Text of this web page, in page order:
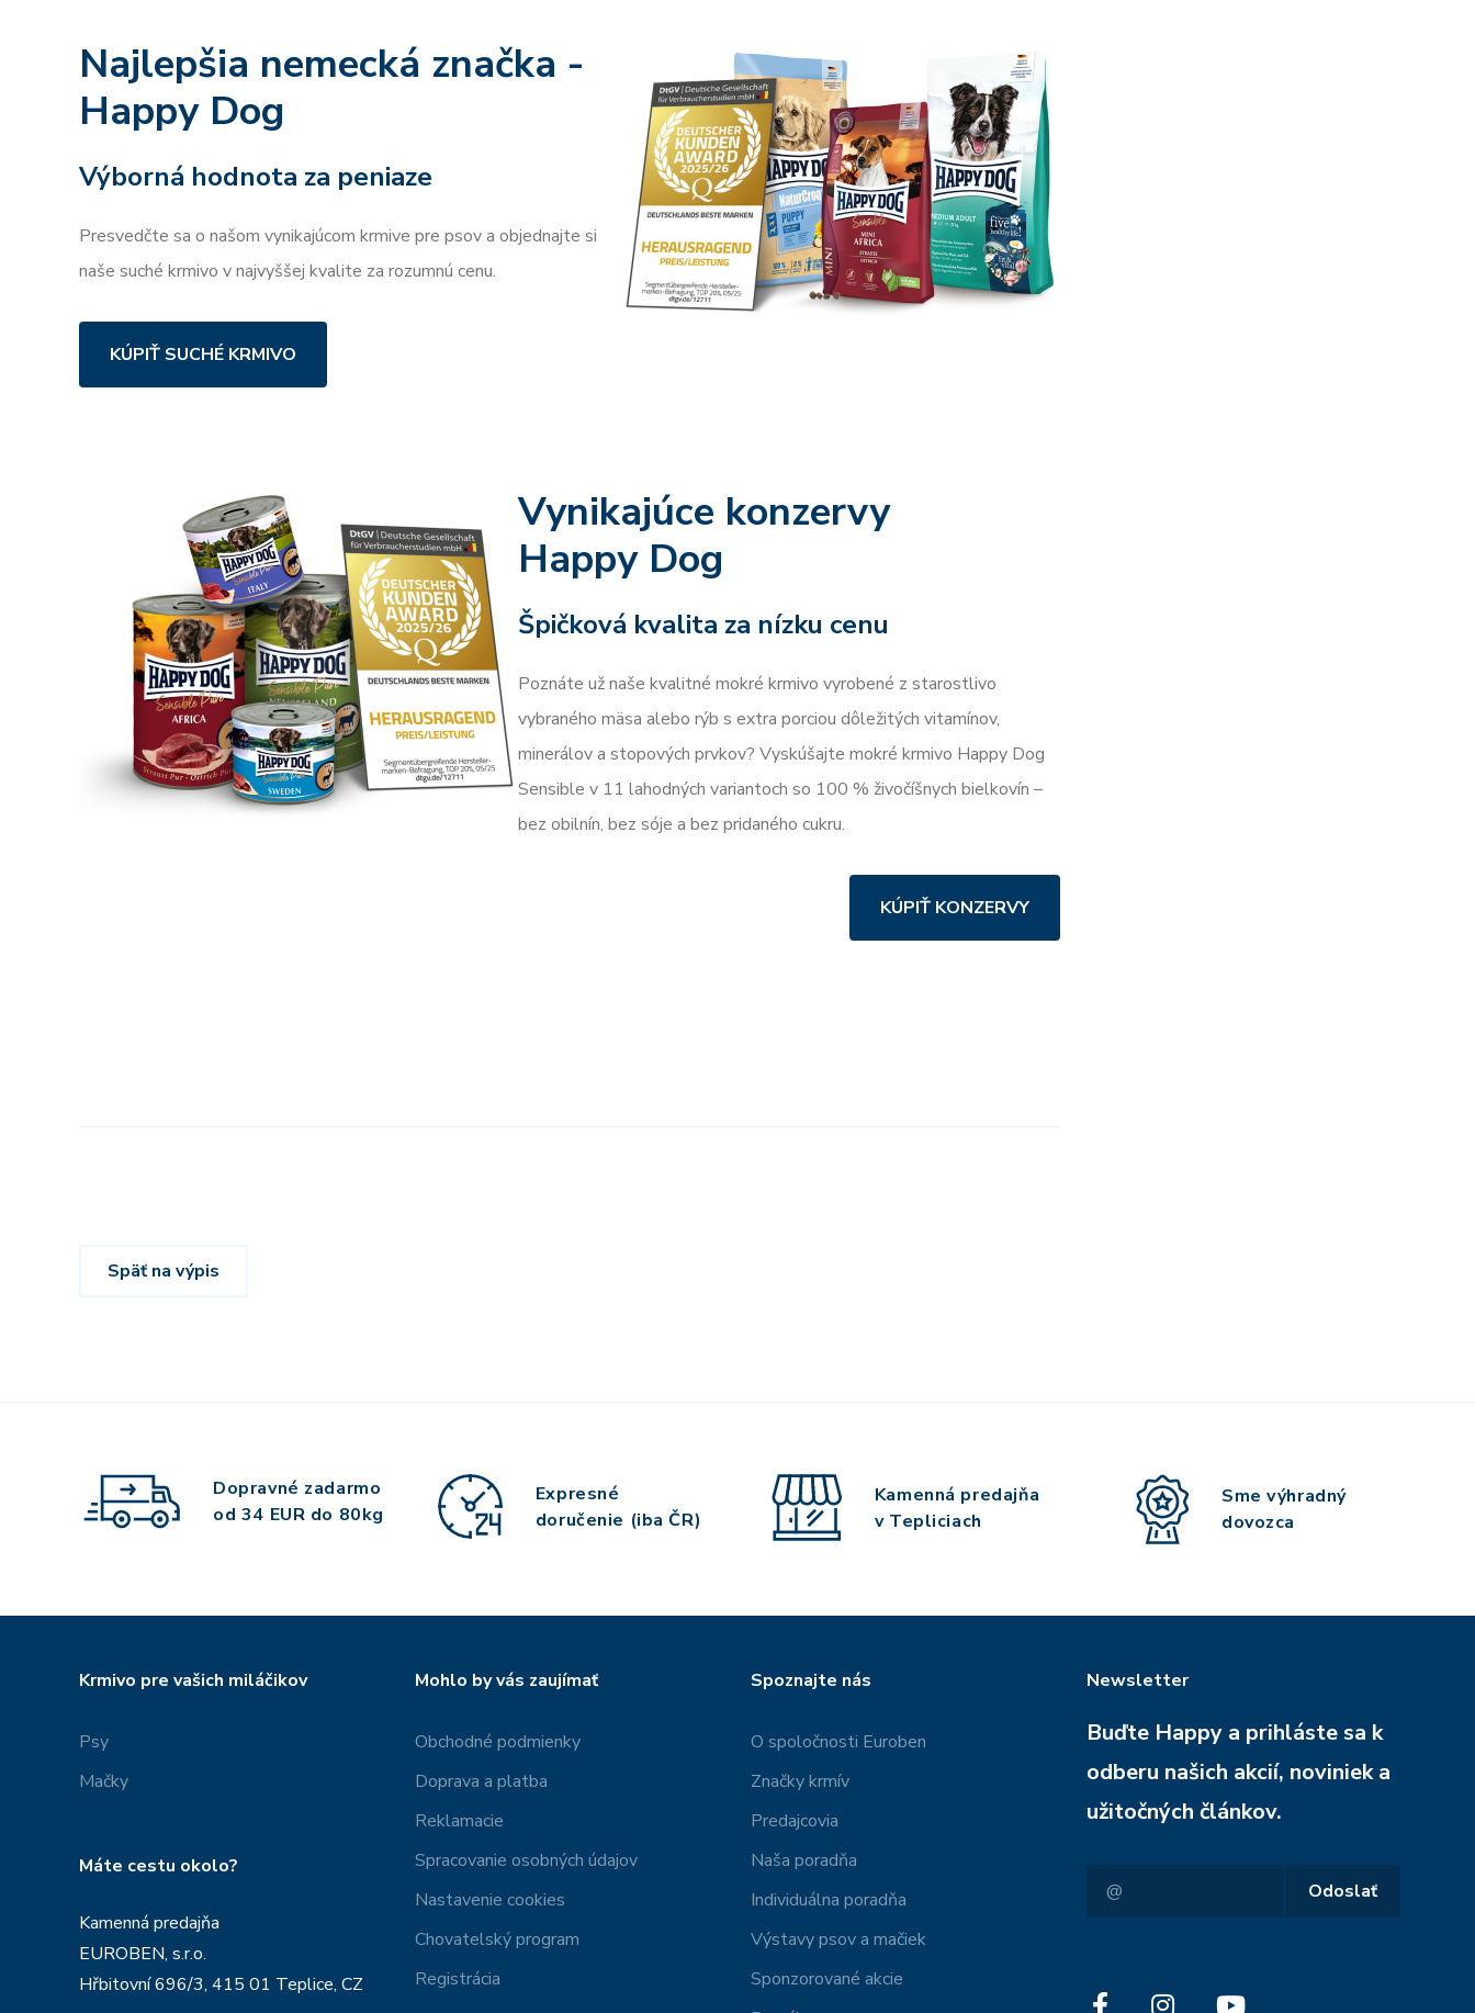
Najlepšia nemecká značka -
Happy Dog
Výborná hodnota za peniaze
Presvedčte sa o našom vynikajúcom krmive pre psov a objednajte si
naše suché krmivo v najvyššej kvalite za rozumnú cenu.
KÚPIŤ SUCHÉ KRMIVO
Vynikajúce konzervy
Happy Dog
Špičková kvalita za nízku cenu
Poznáte už naše kvalitné mokré krmivo vyrobené z starostlivo
vybraného mäsa alebo rýb s extra porciou dôležitých vitamínov,
minerálov a stopových prvkov? Vyskúšajte mokré krmivo Happy Dog
Sensible v 11 lahodných variantoch so 100 % živočíšnych bielkovín –
bez obilnín, bez sóje a bez pridaného cukru.
KÚPIŤ KONZERVY
Späť na výpis
Dopravné zadarmo
od 34 EUR do 80kg
Expresné
doručenie (iba ČR)
Kamenná predajňa
v Tepliciach
Sme výhradný
dovozca
Krmivo pre vašich miláčikov
Psy
Mačky
Máte cestu okolo?
Kamenná predajňa
EUROBEN, s.r.o.
Hřbitovní 696/3, 415 01 Teplice, CZ
Mohlo by vás zaujímať
Obchodné podmienky
Doprava a platba
Reklamacie
Spracovanie osobných údajov
Nastavenie cookies
Chovatelský program
Registrácia
Spoznajte nás
O spoločnosti Euroben
Značky krmív
Predajcovia
Naša poradňa
Individuálna poradňa
Výstavy psov a mačiek
Sponzorované akcie
Newsletter
Buďte Happy a prihláste sa k
odberu našich akcií, noviniek a
užitočných článkov.
Odoslať